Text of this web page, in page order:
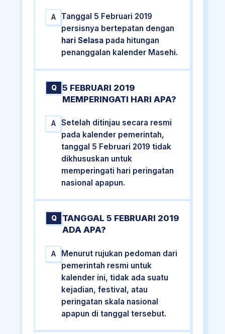
A
Tanggal 5 Februari 2019
persisnya bertepatan dengan
hari Selasa pada hitungan
penanggalan kalender Masehi.
Q
5 FEBRUARI 2019
MEMPERINGATI HARI APA?
A
Setelah ditinjau secara resmi
pada kalender pemerintah,
tanggal 5 Februari 2019 tidak
dikhususkan untuk
memperingati hari peringatan
nasional apapun.
Q
TANGGAL 5 FEBRUARI 2019
ADA APA?
A
Menurut rujukan pedoman dari
pemerintah resmi untuk
kalender ini, tidak ada suatu
kejadian, festival, atau
peringatan skala nasional
apapun di tanggal tersebut.